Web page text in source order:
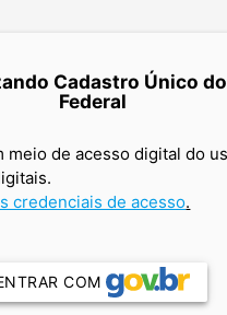
Cadastro Único
Federal
meio de acesso digital do
credenciais de acesso.
COM